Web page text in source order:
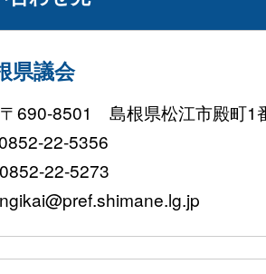
県議会
690-8501 島根県松江市殿町1
22-5356
22-5273